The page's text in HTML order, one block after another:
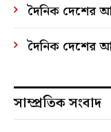
দৈনিক দেশের
দৈনিক দেশের
সাম্প্রতিক সংবাদ